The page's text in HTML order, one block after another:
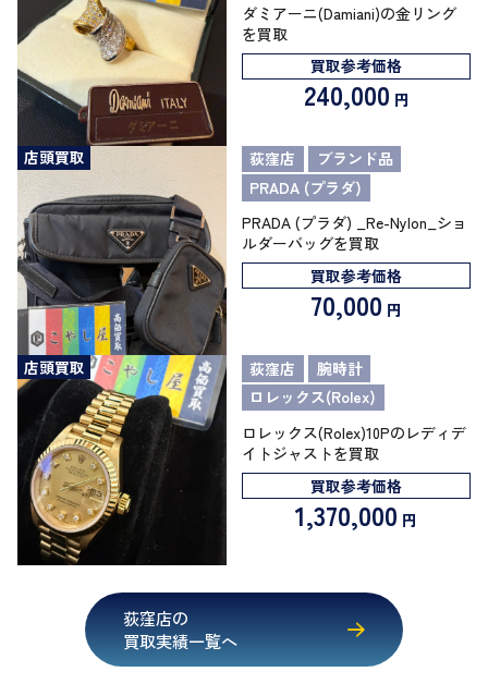
ダミアーニ(Damiani)の金リング
を買取
買取参考価格
240,000 円
店頭買取 荻窪店
ブランド品
PRADA (プラダ)
PRADA (プラダ) _Re-Nylon_ショ
ルダーバッグを買取
買取参考価格
70,000 円
店頭買取 荻窪店
腕時計
ロレックス(Rolex)
ロレックス(Rolex)10Pのレディデ
イトジャストを買取
買取参考価格
1,370,000 円
荻窪店の
買取実績一覧へ